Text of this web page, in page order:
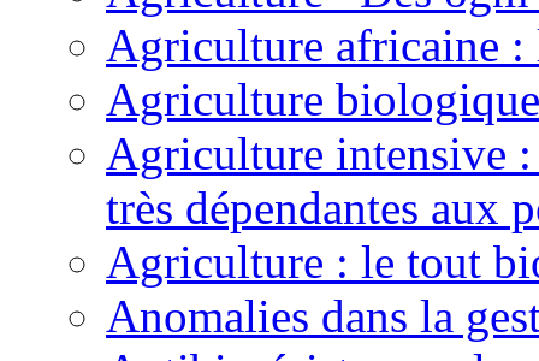
Agriculture africaine :
Agriculture biologique
Agriculture intensive :
très dépendantes aux
Agriculture : le tout
Anomalies dans la